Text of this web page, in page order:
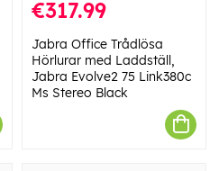
€317.99
Jabra Office Trådlösa
Hörlurar med Laddställ,
Jabra Evolve2 75 Link380c
Ms Stereo Black